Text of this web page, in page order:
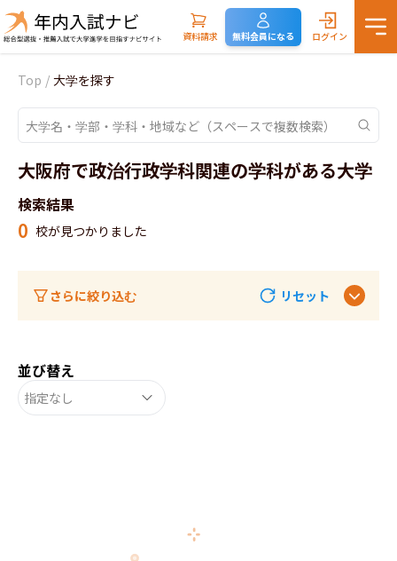
資料請求 無料会員になる ログイン
Top / 大学を探す
大阪府で政治行政学科関連の学科がある大学
検索結果
0 校が見つかりました
さらに絞り込む リセット
並び替え
指定なし